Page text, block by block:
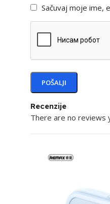
Recenzije
There are no reviews
Sačuvaj moje ime,